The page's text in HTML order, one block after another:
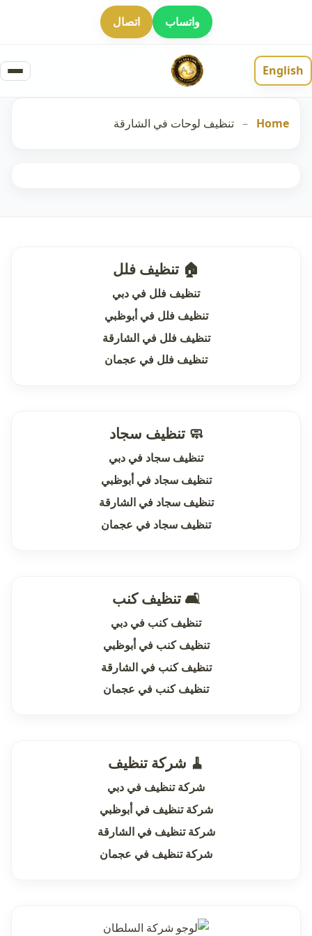
واتساب اتصال
English
Home
– تنظيف لوحات في الشارقة
🏠 تنظيف فلل
تنظيف فلل في دبي
تنظيف فلل في أبوظبي
تنظيف فلل في الشارقة
تنظيف فلل في عجمان
🧼 تنظيف سجاد
تنظيف سجاد في دبي
تنظيف سجاد في أبوظبي
تنظيف سجاد في الشارقة
تنظيف سجاد في عجمان
🛋 تنظيف كنب
تنظيف كنب في دبي
تنظيف كنب في أبوظبي
تنظيف كنب في الشارقة
تنظيف كنب في عجمان
🧹 شركة تنظيف
شركة تنظيف في دبي
شركة تنظيف في أبوظبي
شركة تنظيف في الشارقة
شركة تنظيف في عجمان